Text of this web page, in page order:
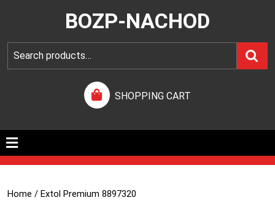
BOZP-NACHOD
SHOPPING CART
Home / Extol Premium 8897320